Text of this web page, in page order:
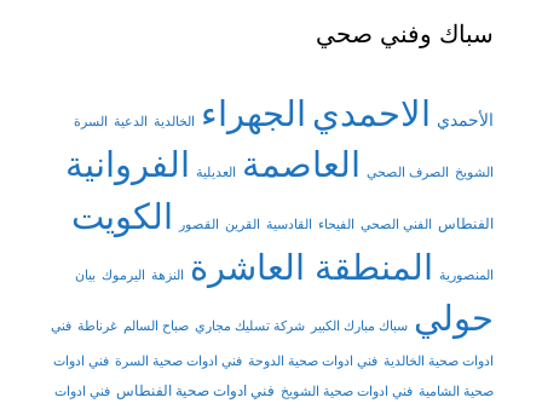
سباك وفني صحي
الأحمدي الاحمدي الجهراء الخالدية الدعية السرة
الشويخ الصرف الصحي العاصمة العديلية الفروانية
الفنطاس الفني الصحي الفيحاء القادسية القرين القصور الكويت
المنصورية المنطقة العاشرة النزهة اليرموك بيان
حولي سباك مبارك الكبير شركة تسليك مجاري صباح السالم غرناطة فني
ادوات صحية الخالدية فني ادوات صحية الدوحة فني ادوات صحية السرة فني ادوات
صحية الشامية فني ادوات صحية الشويخ فني ادوات صحية الفنطاس فني ادوات